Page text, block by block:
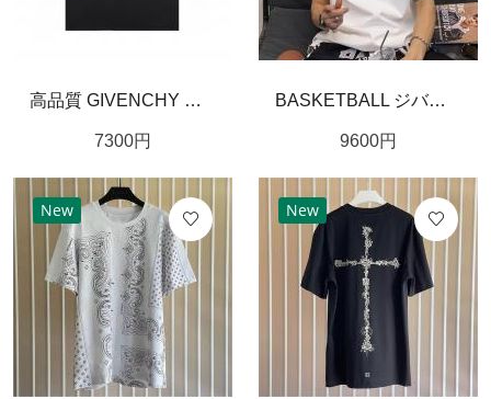
高品質 GIVENCHY ジバンシィ 2023SS ぼかし文字モノグラム半袖スーパーコピー トレンディ 男女兼用
7300円
BASKETBALL ジバンシー GIVENCHY コピー ノースリーブ カジュアル プリント柄
9600円
New New